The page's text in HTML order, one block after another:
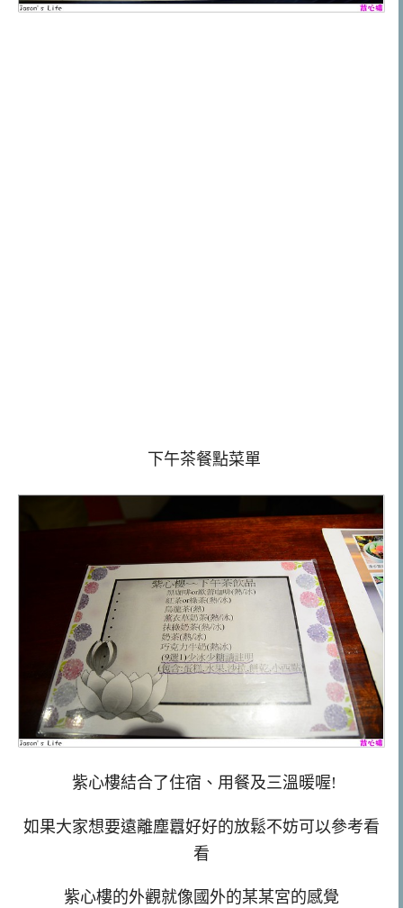
下午茶餐點菜單
紫心樓結合了住宿、用餐及三溫暖喔!
如果大家想要遠離塵囂好好的放鬆不妨可以參考看
看
紫心樓的外觀就像國外的某某宮的感覺